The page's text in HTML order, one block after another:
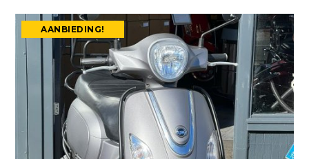
meerdere
variaties.
Deze
optie
kan
gekozen
worden
op
AANBIEDING!